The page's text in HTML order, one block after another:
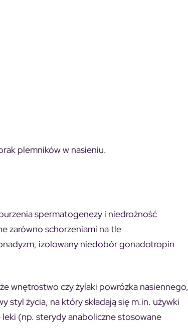
plemników w nasieniu.
spermatogenezy i niedrożność
zarówno schorzeniami na tle
izolowany niedobór gonadotropin
wnętrostwo czy żylaki powrózka nasiennego,
styl życia, na który składają się m.in. używki
(np. sterydy anaboliczne stosowane